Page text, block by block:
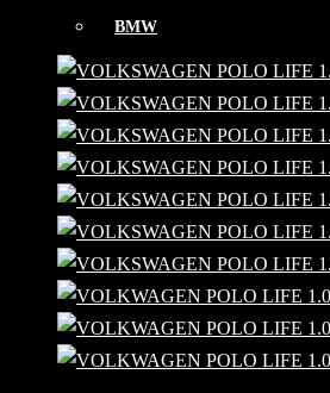
BMW
CITROËN
CUPRA
FORD
HYUNDAI
LAND ROVER